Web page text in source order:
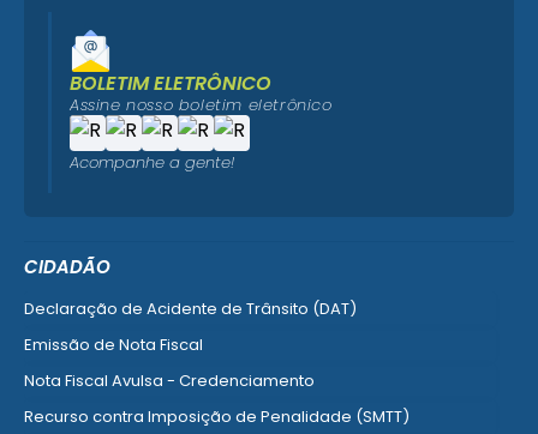
CIDADÃO
Declaração de Acidente de Trânsito (DAT)
Emissão de Nota Fiscal
Nota Fiscal Avulsa - Credenciamento
Recurso contra Imposição de Penalidade (SMTT)
BOLETIM ELETRÔNICO
Assine nosso boletim eletrônico
Acompanhe a gente!